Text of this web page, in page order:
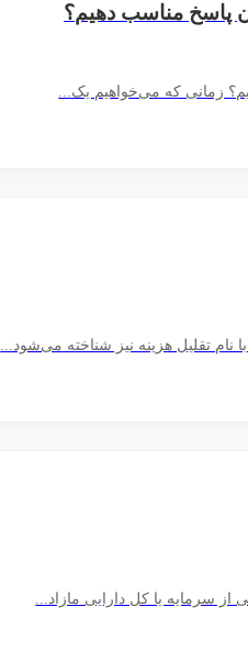
پاسخ مناسب دهیم؟
زمانی که می‌خواهیم یک...
نام تقلیل هزینه نیز شناخته می‌شود...